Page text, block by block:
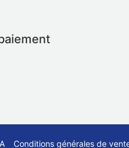
Conditions générales de